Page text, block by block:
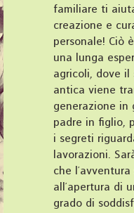
familiare ti
creazione e
personale! Ciò
una lunga
agricoli, dove il
antica viene
generazione in
padre in figlio,
i segreti
lavorazioni.
che
all’apertura di
grado di